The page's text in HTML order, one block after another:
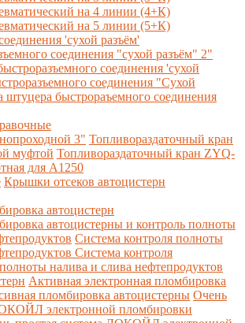
на 4 линии (4+К)
на 5 линии (5+К)
'сухой разъём'
соединения "сухой разъём" 2"
соединения 'сухой
соединения "Сухой
быстрораъемного соединения
3" Топливораздаточный кран
муфтой Топливораздаточный кран ZYQ-
для А1250
Крышки отсеков автоцистерн
автоцистерн
автоцистерны и контроль полноты
Система контроля полноты
Система контроля
налива и слива нефтепродуктов
Активная электронная пломбировка
пломбировка автоцистерны Очень
электронной пломбировки